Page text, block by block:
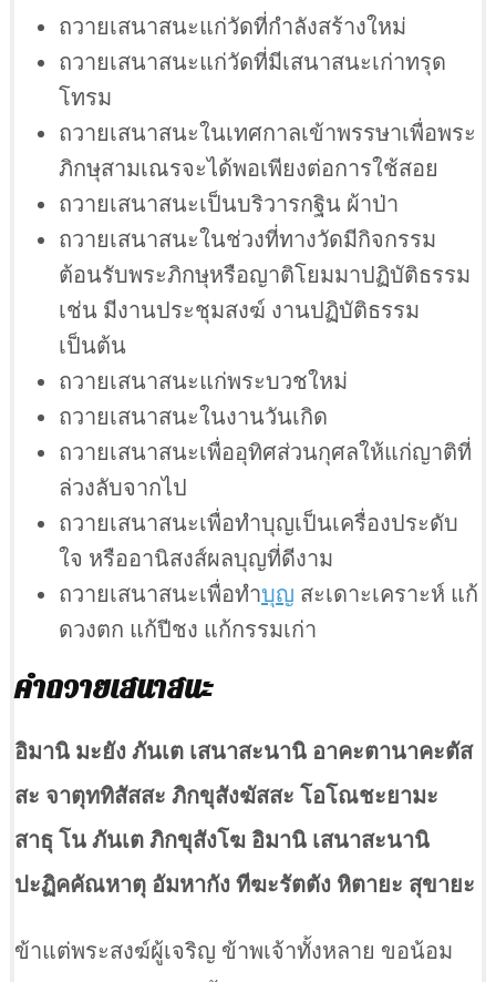
ถวายเสนาสนะแก่วัดที่กำลังสร้างใหม่
ถวายเสนาสนะแก่วัดที่มีเสนาสนะเก่าทรุด
โทรม
ถวายเสนาสนะในเทศกาลเข้าพรรษาเพื่อพระ
ภิกษุสามเณรจะได้พอเพียงต่อการใช้สอย
ถวายเสนาสนะเป็นบริวารกฐิน ผ้าป่า
ถวายเสนาสนะในช่วงที่ทางวัดมีกิจกรรม
ต้อนรับพระภิกษุหรือญาติโยมมาปฏิบัติธรรม
เช่น มีงานประชุมสงฆ์ งานปฏิบัติธรรม
เป็นต้น
ถวายเสนาสนะแก่พระบวชใหม่
ถวายเสนาสนะในงานวันเกิด
ถวายเสนาสนะเพื่ออุทิศส่วนกุศลให้แก่ญาติที่
ล่วงลับจากไป
ถวายเสนาสนะเพื่อทำบุญเป็นเครื่องประดับ
ใจ หรืออานิสงส์ผลบุญที่ดีงาม
ถวายเสนาสนะเพื่อทำบุญ สะเดาะเคราะห์ แก้
ดวงตก แก้ปีชง แก้กรรมเก่า
คำถวายเสนาสนะ
อิมานิ มะยัง ภันเต เสนาสะนานิ อาคะตานาคะตัส
สะ จาตุททิสัสสะ ภิกขุสังฆัสสะ โอโณชะยามะ
สาธุ โน ภันเต ภิกขุสังโฆ อิมานิ เสนาสะนานิ
ปะฏิคคัณหาตุ อัมหากัง ทีฆะรัตตัง หิตายะ สุขายะ
ข้าแต่พระสงฆ์ผู้เจริญ ข้าพเจ้าทั้งหลาย ขอน้อม